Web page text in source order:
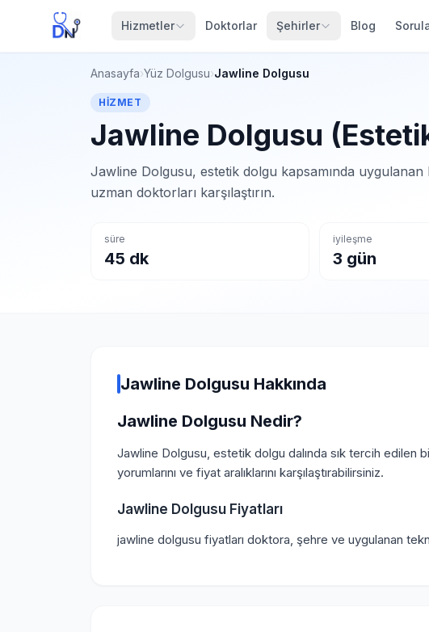
Hizmetler Doktorlar Şehirler Blog
Anasayfa›Yüz Dolgusu›Jawline Dolgusu
HIZMET
Jawline Dolgusu
Jawline Dolgusu, estetik dolgu kapsamında
uzman doktorları karşılaştırın.
süre
45 dk
iyileşme
3 gün
Jawline Dolgusu Hakkında
Jawline Dolgusu Nedir?
Jawline Dolgusu, estetik dolgu dalında sık tercih edilen
yorumlarını ve fiyat aralıklarını karşılaştırabilirsiniz.
Jawline Dolgusu Fiyatları
jawline dolgusu fiyatları doktora, şehre ve uygulanan